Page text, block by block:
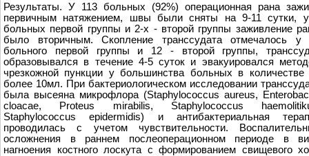
Результаты. У 113 больных (92%) операционная рана
первичным натяжением, швы были сняты на 9-11 сутки,
больных первой группы и 2-х - второй группы заживление
было вторичным. Скопление транссудата отмечалось у
больного первой группы и 12 - второй группы,
образовывался в течение 4-5 суток и эвакуировался
чрезкожной пункции у большинства больных в количестве
более 10мл. При бактериологическом исследовании
была высеяна микрофлора (Staphylococcus aureus,
cloacae, Proteus mirabilis, Staphylococcus
Staphylococcus epidermidis) и антибактериальная
проводилась с учетом чувствительности.
осложнения в раннем послеоперационном периоде в
нагноения костного лоскута с формированием свищевого